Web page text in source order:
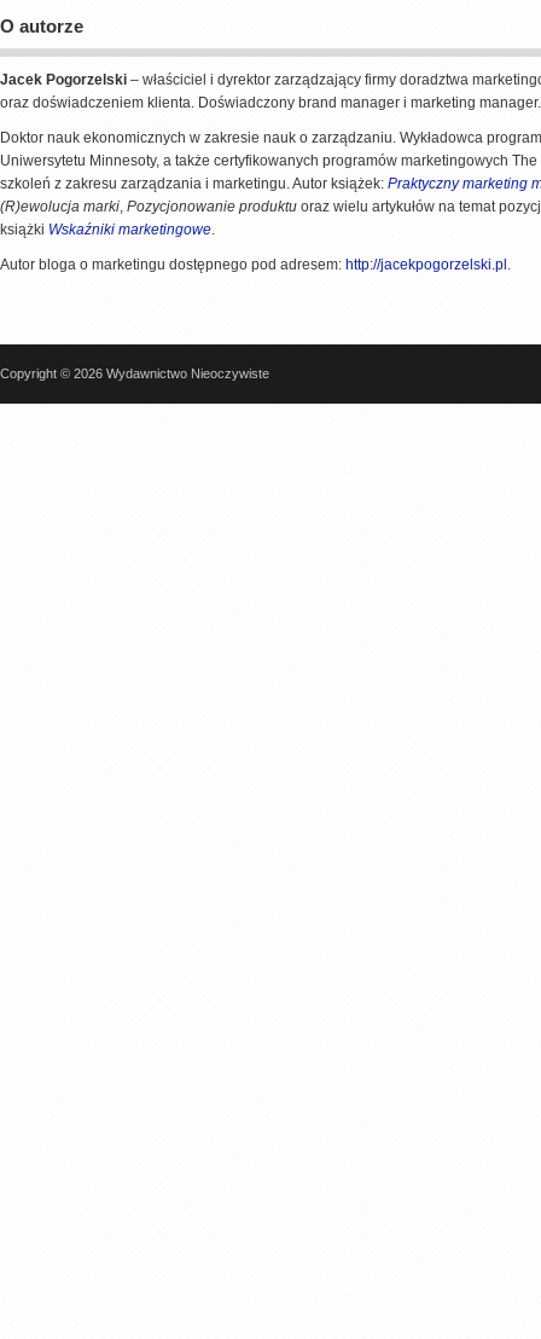
O autorze
Jacek Pogorzelski – właściciel i dyrektor zarządzający firmy doradztwa
oraz doświadczeniem klienta. Doświadczony brand manager i marketing
Doktor nauk ekonomicznych w zakresie nauk o zarządzaniu. Wykładowca
Uniwersytetu Minnesoty, a także certyfikowanych programów marketingowych
szkoleń z zakresu zarządzania i marketingu. Autor książek: Praktyczny marketing
(R)ewolucja marki Pozycjonowanie produktu oraz wielu artykułów na temat
książki Wskaźniki marketingowe
Autor bloga o marketingu dostępnego pod adresem: http://jacekpogorzelski.pl
Copyright © 2026 Wydawnictwo Nieoczywiste